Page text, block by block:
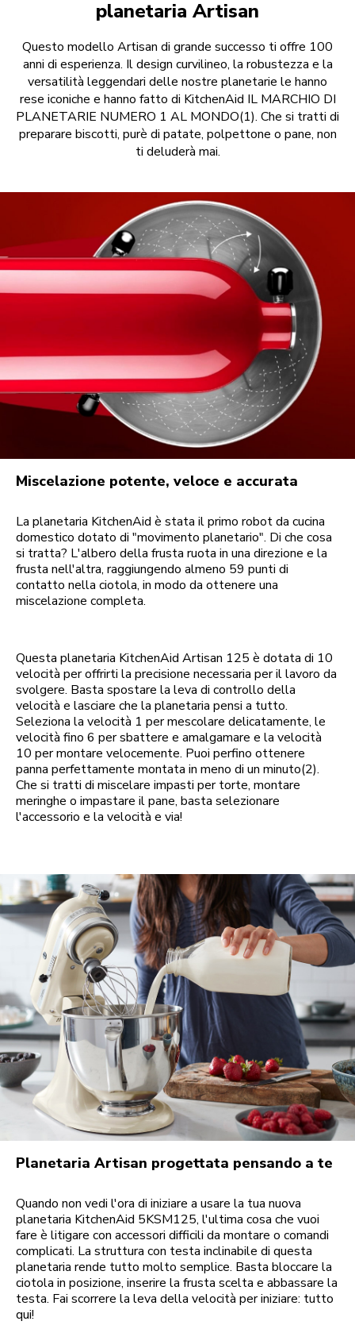
planetaria Artisan
Questo modello Artisan di grande successo ti offre 100
anni di esperienza. Il design curvilineo, la robustezza e la
versatilità leggendari delle nostre planetarie le hanno
rese iconiche e hanno fatto di KitchenAid IL MARCHIO DI
PLANETARIE NUMERO 1 AL MONDO(1). Che si tratti di
preparare biscotti, purè di patate, polpettone o pane, non
ti deluderà mai.
Miscelazione potente, veloce e accurata
La planetaria KitchenAid è stata il primo robot da cucina
domestico dotato di "movimento planetario". Di che cosa
si tratta? L'albero della frusta ruota in una direzione e la
frusta nell'altra, raggiungendo almeno 59 punti di
contatto nella ciotola, in modo da ottenere una
miscelazione completa.
Questa planetaria KitchenAid Artisan 125 è dotata di 10
velocità per offrirti la precisione necessaria per il lavoro da
svolgere. Basta spostare la leva di controllo della
velocità e lasciare che la planetaria pensi a tutto.
Seleziona la velocità 1 per mescolare delicatamente, le
velocità fino 6 per sbattere e amalgamare e la velocità
10 per montare velocemente. Puoi perfino ottenere
panna perfettamente montata in meno di un minuto(2).
Che si tratti di miscelare impasti per torte, montare
meringhe o impastare il pane, basta selezionare
l'accessorio e la velocità e via!
Planetaria Artisan progettata pensando a te
Quando non vedi l'ora di iniziare a usare la tua nuova
planetaria KitchenAid 5KSM125, l'ultima cosa che vuoi
fare è litigare con accessori difficili da montare o comandi
complicati. La struttura con testa inclinabile di questa
planetaria rende tutto molto semplice. Basta bloccare la
ciotola in posizione, inserire la frusta scelta e abbassare la
testa. Fai scorrere la leva della velocità per iniziare: tutto
qui!